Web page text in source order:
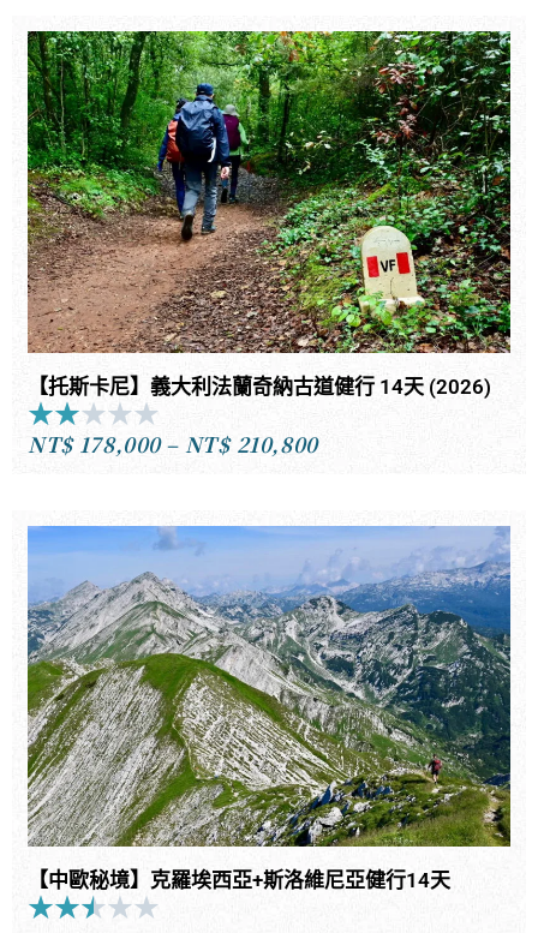
5
範
圍：
NT$176,800
到
NT$209,800
【托斯卡尼】義大利法蘭奇納古道健行 14天 (2026)
★★★★★
2
5
NT$ 178,000– NT$ 210,800
範
圍：
NT$178,000
到
NT$210,800
【中歐秘境】克羅埃西亞+斯洛維尼亞健行14天
★★★★★